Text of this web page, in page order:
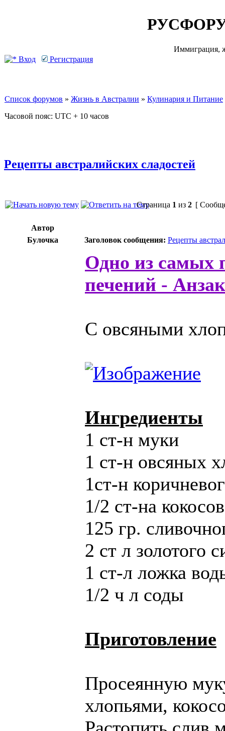
Иммиграция,
Вход
Регистрация
Список форумов » Жизнь в Австралии » Кулинария и Питание
Часовой пояс: UTC + 10 часов
Рецепты австралийских сладостей
Страница 1 из 2 [
Автор
Булочка
Заголовок сообщения: Рецепты
Одно из самых
печений - Анзак
С овсяными
Ингредиенты
1 cт-н муки
1 ст-н овсяных
1ст-н
1/2 ст-на
125 гр.
2 ст л золотого
1 ст-л ложка
1/2 ч л соды
Приготовление
Просеянную
хлопьями,